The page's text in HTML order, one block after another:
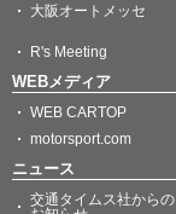
大阪オートメッセ
R's Meeting
WEBメディア
WEB CARTOP
motorsport.com
ニュース
交通タイムス社からの